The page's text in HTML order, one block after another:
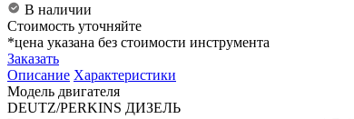
В наличии
Стоимость уточняйте
*цена указана без стоимости инструмента
Заказать
Описание Характеристики
Модель двигателя
DEUTZ/PERKINS ДИЗЕЛЬ